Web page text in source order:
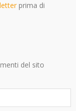
prima di
del sito